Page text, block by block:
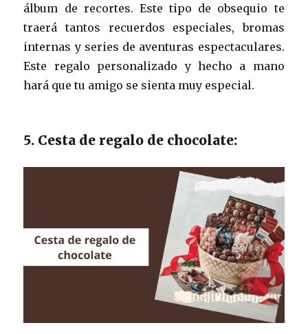
álbum de recortes. Este tipo de obsequio te
traerá tantos recuerdos especiales, bromas
internas y series de aventuras espectaculares.
Este regalo personalizado y hecho a mano
hará que tu amigo se sienta muy especial.
5. Cesta de regalo de chocolate: